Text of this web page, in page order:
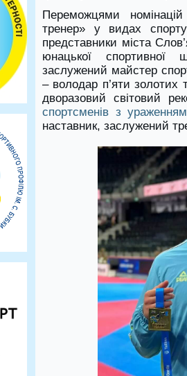
Переможцями
тренер» у видах
представники міста
юнацької спортивної
заслужений майстер
– володар п’яти золотих
дворазовий світовий
спортсменів з
наставник, заслужений